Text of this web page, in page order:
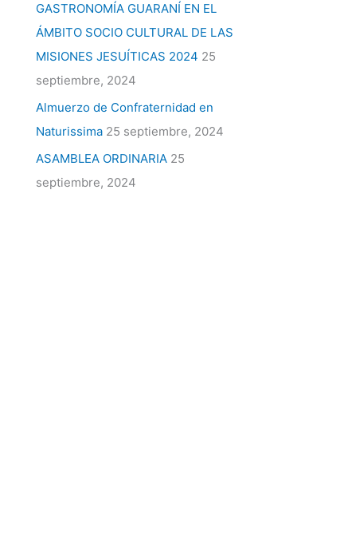
GASTRONOMÍA GUARANÍ EN EL
ÁMBITO SOCIO CULTURAL DE LAS
MISIONES JESUÍTICAS 2024 25
septiembre, 2024
Almuerzo de Confraternidad en
Naturissima 25 septiembre, 2024
ASAMBLEA ORDINARIA 25
septiembre, 2024